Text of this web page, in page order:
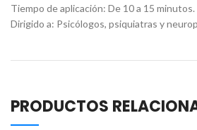
Tiempo de aplicación: De 10 a 15 minutos.
Dirigido a: Psicólogos, psiquiatras y
PRODUCTOS